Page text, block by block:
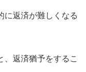
に返済が難しくなる
、返済猶予をするこ